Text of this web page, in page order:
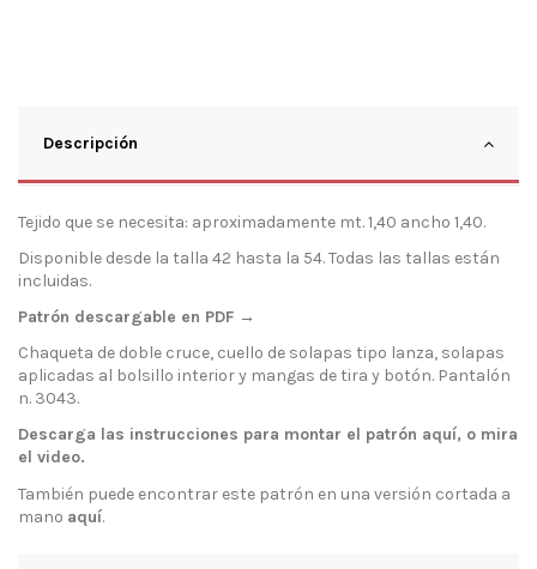
Descripción
Tejido que se necesita: aproximadamente mt. 1,40 ancho 1,40.
Disponible desde la talla 42 hasta la 54. Todas las tallas están
incluidas.
Patrón descargable en PDF →
Chaqueta de doble cruce, cuello de solapas tipo lanza, solapas
aplicadas al bolsillo interior y mangas de tira y botón. Pantalón
n. 3043.
Descarga las instrucciones para montar el patrón aquí, o mira
el video.
También puede encontrar este patrón en una versión cortada a
mano aquí.